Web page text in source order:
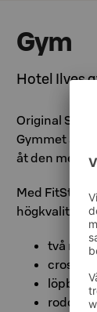
Gym
Hotel Ilves
Original
Gymmet är
åt den med
Med FitStop
två
löpband